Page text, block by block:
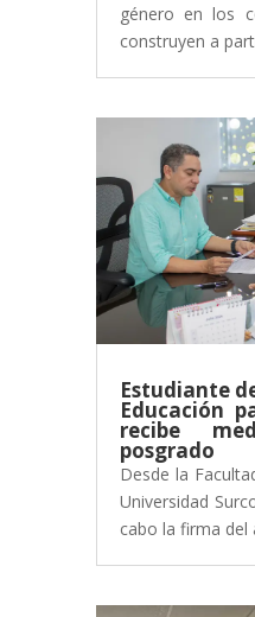
género en los
construyen a
Estudiante
Educación
recibe
posgrado
Desde la
Universidad
cabo la firma del